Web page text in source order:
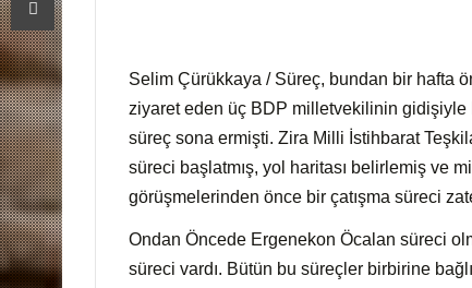
w
o
n
X
e
p
o
s
t
ö
Selim Çürükkaya / Süreç, bundan bir hafta
ziyaret eden üç BDP milletvekilinin
süreç sona ermişti. Zira Milli İstihbarat
süreci başlatmış, yol haritası belirlemiş ve
görüşmelerinden önce bir çatışma süreci
Ondan Öncede Ergenekon Öcalan süreci
süreci vardı. Bütün bu süreçler birbirine